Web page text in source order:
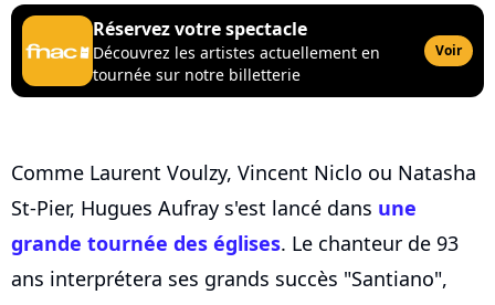
Réservez votre spectacle
Découvrez les artistes actuellement en
tournée sur notre billetterie
Voir
Comme Laurent Voulzy, Vincent Niclo ou Natasha
St-Pier, Hugues Aufray s'est lancé dans une
grande tournée des églises. Le chanteur de 93
ans interprétera ses grands succès "Santiano",